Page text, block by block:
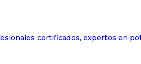
certificados, expertos en